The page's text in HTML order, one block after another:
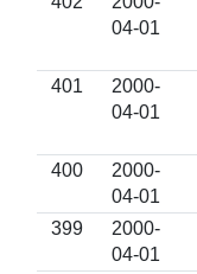
04-01
401
2000-
04-01
400
2000-
04-01
399
2000-
04-01